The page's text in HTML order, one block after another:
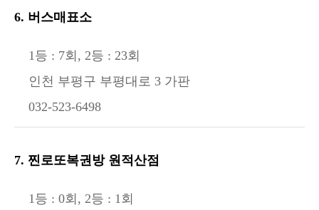
6. 버스매표소
1등 : 7회, 2등 : 23회
인천 부평구 부평대로 3 가판
032-523-6498
7. 찐로또복권방 원적산점
1등 : 0회, 2등 : 1회